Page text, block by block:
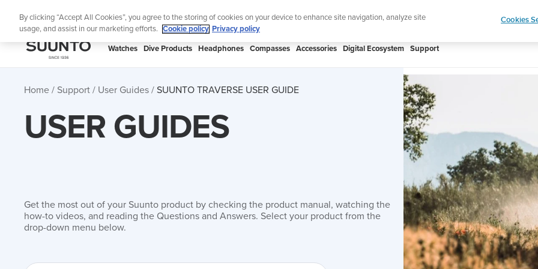
Lightweight sports watch designed for runners Shop
SUUNTO
Watches Dive Products Headphones Compasses Accessories Digital Ecosystem Support
Home Support User Guides SUUNTO TRAVERSE USER GUIDE
USER GUIDES
Get the most out of your Suunto product by checking the product manual, watching the
how-to videos, and reading the Questions and Answers. Select your product from the
drop-down menu below.
By clicking “Accept All Cookies”, you agree to the storing of cookies on your device to enhance site navigation, analyze site
usage, and assist in our marketing efforts.
Cookie policy Privacy policy
Cookies